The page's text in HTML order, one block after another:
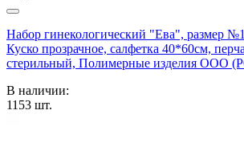
Набор гинекологический "Ева", размер
Куско прозрачное, салфетка 40*60см,
стерильный, Полимерные изделия OOO
В наличии:
1153 шт.